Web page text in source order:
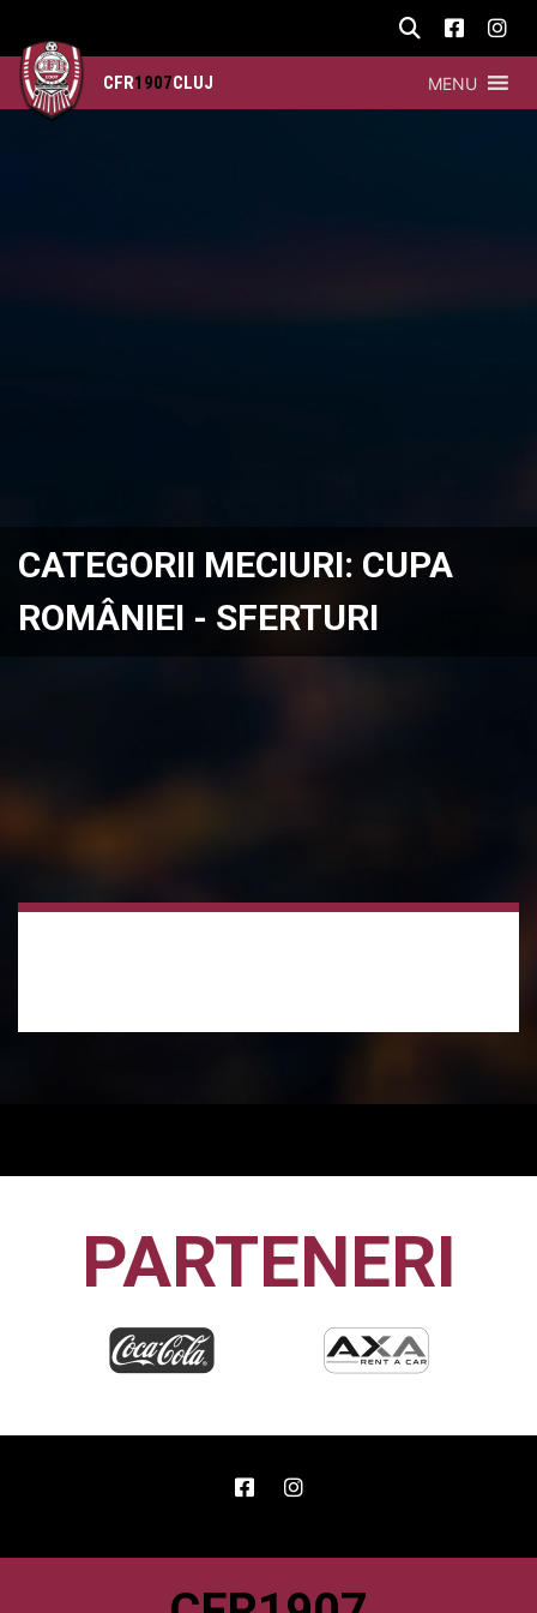
CFR1907CLUJ MENU
CATEGORII MECIURI: CUPA
ROMÂNIEI - SFERTURI
PARTENERI